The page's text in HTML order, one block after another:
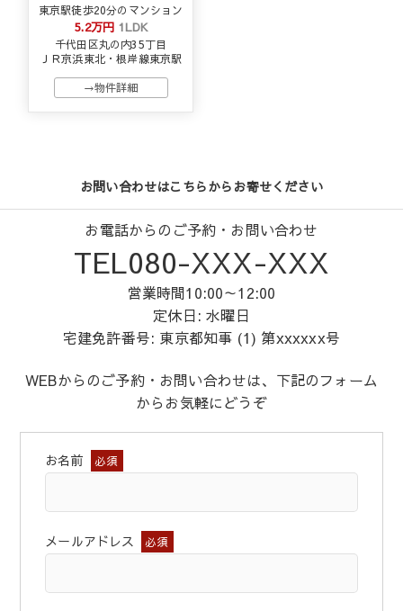
東京駅徒歩20分のマンション
5.2万円 1LDK
千代田区丸の内35丁目
ＪＲ京浜東北・根岸線東京駅
→物件詳細
お問い合わせはこちらからお寄せください
お電話からのご予約・お問い合わせ
TEL080-XXX-XXX
営業時間10:00～12:00
定休日: 水曜日
宅建免許番号: 東京都知事 (1) 第xxxxxx号
WEBからのご予約・お問い合わせは、下記のフォーム
からお気軽にどうぞ
お名前 必須
メールアドレス 必須